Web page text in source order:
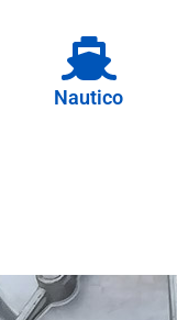
Nautico